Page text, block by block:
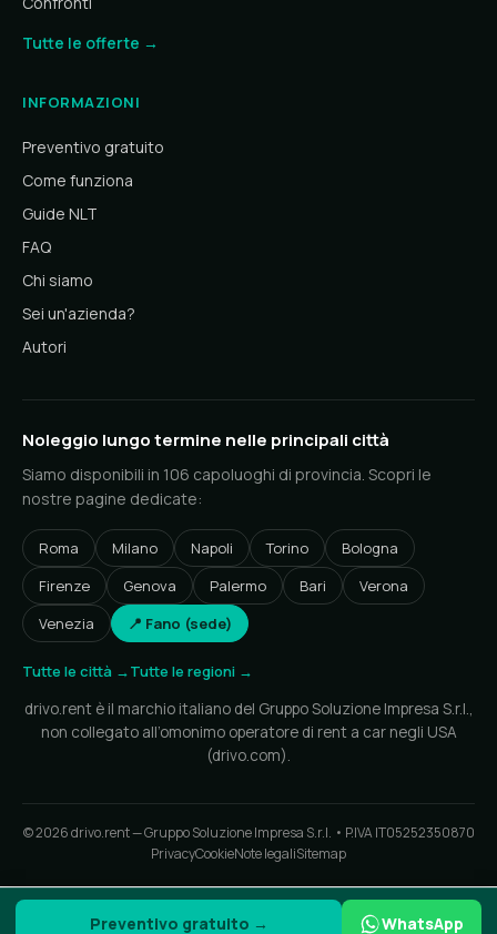
Tutte le offerte →
INFORMAZIONI
Preventivo gratuito
Come funziona
Guide NLT
FAQ
Chi siamo
Sei un'azienda?
Autori
Noleggio lungo termine nelle principali città
Siamo disponibili in 106 capoluoghi di provincia. Scopri le
nostre pagine dedicate:
Roma Milano Napoli Torino
Bologna
Firenze
Genova Palermo Bari
Verona
Venezia
📍 Fano (sede)
Tutte le città →Tutte le regioni →
drivo.rent è il marchio italiano del Gruppo Soluzione Impresa S.r.l.,
non collegato all’omonimo operatore di rent a car negli USA
(drivo.com).
© 2026 drivo.rent — Gruppo Soluzione Impresa S.r.l. • P.IVA IT05252350870
PrivacyCookieNote legaliSitemap
Preventivo gratuito → WhatsApp